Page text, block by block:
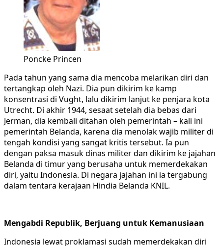
Poncke Princen
Pada tahun yang sama dia mencoba melarikan diri dan
tertangkap oleh Nazi. Dia pun dikirim ke kamp
konsentrasi di Vught, lalu dikirim lanjut ke penjara kota
Utrecht. Di akhir 1944, sesaat setelah dia bebas dari
Jerman, dia kembali ditahan oleh pemerintah – kali ini
pemerintah Belanda, karena dia menolak wajib militer di
tengah kondisi yang sangat kritis tersebut. Ia pun
dengan paksa masuk dinas militer dan dikirim ke jajahan
Belanda di timur yang berusaha untuk memerdekakan
diri, yaitu Indonesia. Di negara jajahan ini ia tergabung
dalam tentara kerajaan Hindia Belanda KNIL.
Mengabdi Republik, Berjuang untuk Kemanusiaan
Indonesia lewat proklamasi sudah memerdekakan diri